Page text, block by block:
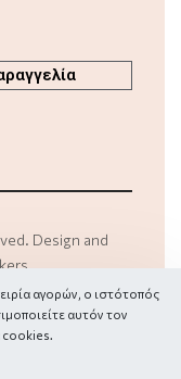
Design and
.
Secure payments
αγορών, ο ιστότοπός
αυτόν τον
cookies.